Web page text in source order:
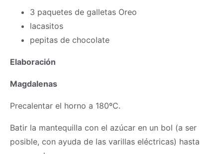
3 paquetes de galletas Oreo
lacasitos
pepitas de chocolate
Elaboración
Magdalenas
Precalentar el horno a 180ºC.
Batir la mantequilla con el azúcar en un bol (a ser
posible, con ayuda de las varillas eléctricas) hasta